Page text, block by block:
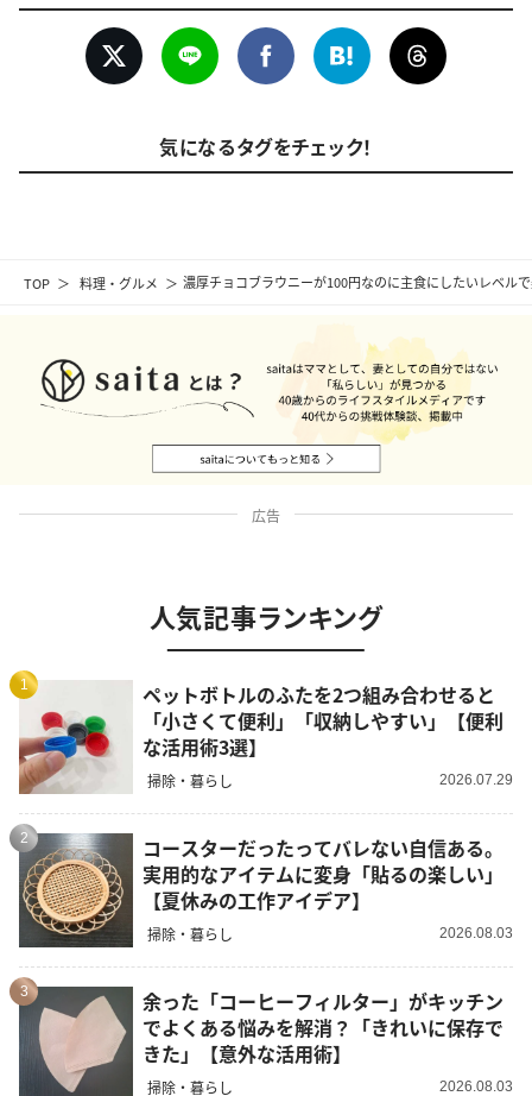
TOP 料理・グルメ 濃厚チョコブラウニーが100円なのに主食にしたいレベル
気になるタグをチェック！
広告
人気記事ランキング
1
ペットボトルのふたを2つ組み合わせると
「小さくて便利」「収納しやすい」【便利
な活用術3選】
掃除・暮らし 2026.07.29
2
コースターだったってバレない自信ある。
実用的なアイテムに変身「貼るの楽しい」
【夏休みの工作アイデア】
掃除・暮らし 2026.08.03
3
余った「コーヒーフィルター」がキッチン
でよくある悩みを解消？「きれいに保存で
きた」【意外な活用術】
掃除・暮らし 2026.08.03